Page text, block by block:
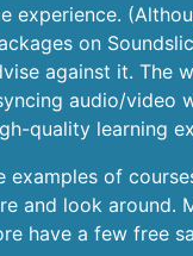
experience.
on
against it. The
audio/video
quality learning
examples of
and look around.
have a few free